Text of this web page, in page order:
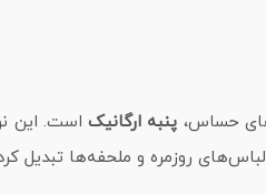
حساس، پنبه ارگانیکاست. این
لباس‌های روزمره و ملحفه‌ها تبدیل